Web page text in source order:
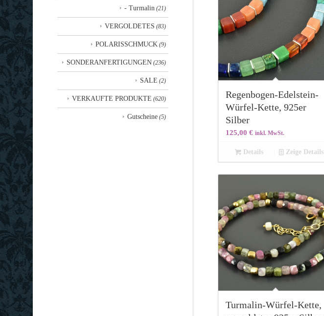
Regenbogen-Edelstein-
Würfel-Kette, 925er
Silber
125,00 € inkl. MwSt.
Details Zeige Details
Turmalin-Würfel-Kette,
- Turmalin (21)
VERGOLDETES (83)
POLARISSCHMUCK (9)
SONDERANFERTIGUNGEN (236)
SALE (2)
VERKAUFTE PRODUKTE (620)
Gutscheine (5)